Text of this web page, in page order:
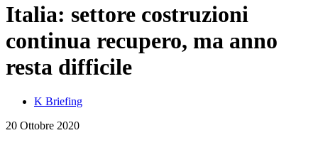
Italia: settore costruzioni
continua recupero, ma anno
resta difficile
K Briefing
20 Ottobre 2020